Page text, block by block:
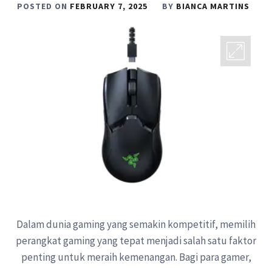
POSTED ON FEBRUARY 7, 2025 BY BIANCA MARTINS
Dalam dunia gaming yang semakin kompetitif, memilih
perangkat gaming yang tepat menjadi salah satu faktor
penting untuk meraih kemenangan. Bagi para gamer,